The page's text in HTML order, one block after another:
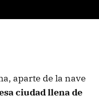
aparte de la nave
ciudad llena de